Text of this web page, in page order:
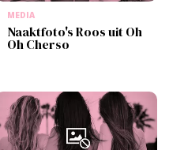
MEDIA
Naaktfoto's Roos uit Oh
Oh Cherso